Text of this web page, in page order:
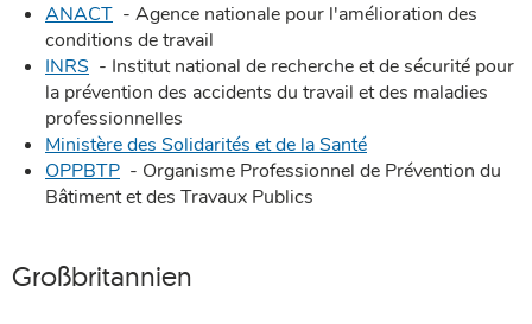
ANACT - Agence nationale pour l'amélioration des
conditions de travail
INRS - Institut national de recherche et de sécurité pour
la prévention des accidents du travail et des maladies
professionnelles
Ministère des Solidarités et de la Santé
OPPBTP - Organisme Professionnel de Prévention du
Bâtiment et des Travaux Publics
Großbritannien